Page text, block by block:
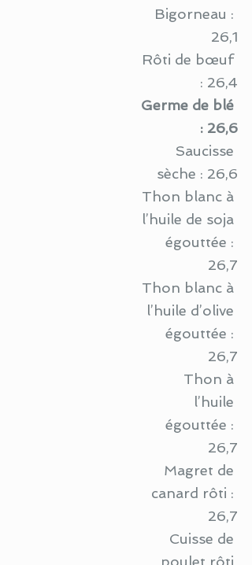
Bigorneau :
26,1
Rôti de bœuf
: 26,4
Germe de blé
: 26,6
Saucisse
sèche : 26,6
Thon blanc à
l’huile de soja
égouttée :
26,7
Thon blanc à
l’huile d’olive
égouttée :
26,7
Thon à
l’huile
égouttée :
26,7
Magret de
canard rôti :
26,7
Cuisse de
poulet rôti